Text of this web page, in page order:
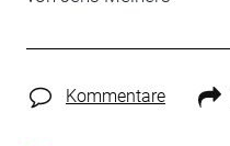
Kommentare